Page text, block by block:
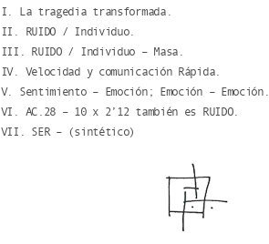
I. La tragedia transformada.
II. RUIDO / Individuo.
III. RUIDO / Individuo – Masa.
IV. Velocidad y comunicación Rápida.
V. Sentimiento – Emoción; Emoción – Emoción.
VI. AC.28 – 10 x 2’12 también es RUIDO.
VII. SER – (sintético)